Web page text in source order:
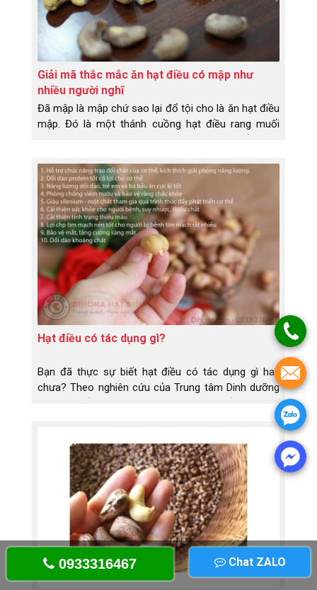
0933316467 Chat ZALO
Giải mã thắc mắc ăn hạt điều có mập như
nhiều người nghĩ
Đã mập là mập chứ sao lại đổ tội cho là ăn hạt điều
mập. Đó là một thánh cuồng hạt điều rang muối
Hạt điều có tác dụng gì?
Bạn đã thực sự biết hạt điều có tác dụng gì hay
chưa? Theo nghiên cứu của Trung tâm Dinh dưỡng
Tp.Hcm tiến hành vào năm 2014, hạt điều là một